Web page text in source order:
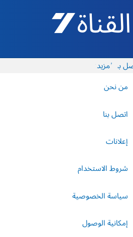
القناة 7 - أروتس شيفع
بنا
من نحن
اتصل بنا
إعلانات
شروط الاستخدام
سياسة الخصوصية
إمكانية الوصول
المزيد